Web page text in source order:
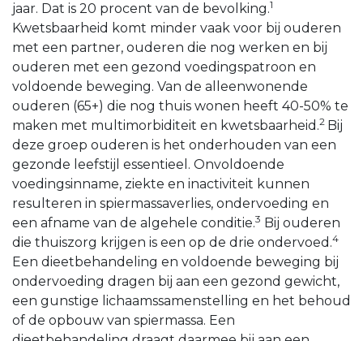
jaar. Dat is 20 procent van de bevolking.1
Kwetsbaarheid komt minder vaak voor bij ouderen
met een partner, ouderen die nog werken en bij
ouderen met een gezond voedingspatroon en
voldoende beweging. Van de alleenwonende
ouderen (65+) die nog thuis wonen heeft 40-50% te
maken met multimorbiditeit en kwetsbaarheid.2 Bij
deze groep ouderen is het onderhouden van een
gezonde leefstijl essentieel. Onvoldoende
voedingsinname, ziekte en inactiviteit kunnen
resulteren in spiermassaverlies, ondervoeding en
een afname van de algehele conditie.3 Bij ouderen
die thuiszorg krijgen is een op de drie ondervoed.4
Een dieetbehandeling en voldoende beweging bij
ondervoeding dragen bij aan een gezond gewicht,
een gunstige lichaamssamenstelling en het behoud
of de opbouw van spiermassa. Een